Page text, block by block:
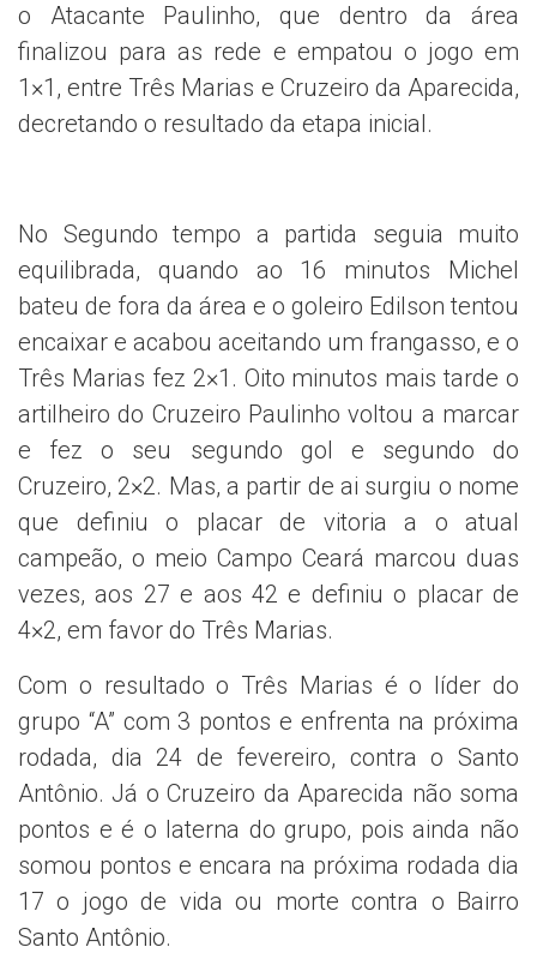
o Atacante Paulinho, que dentro da área
finalizou para as rede e empatou o jogo em
1×1, entre Três Marias e Cruzeiro da Aparecida,
decretando o resultado da etapa inicial.
No Segundo tempo a partida seguia muito
equilibrada, quando ao 16 minutos Michel
bateu de fora da área e o goleiro Edilson tentou
encaixar e acabou aceitando um frangasso, e o
Três Marias fez 2×1. Oito minutos mais tarde o
artilheiro do Cruzeiro Paulinho voltou a marcar
e fez o seu segundo gol e segundo do
Cruzeiro, 2×2. Mas, a partir de ai surgiu o nome
que definiu o placar de vitoria a o atual
campeão, o meio Campo Ceará marcou duas
vezes, aos 27 e aos 42 e definiu o placar de
4×2, em favor do Três Marias.
Com o resultado o Três Marias é o líder do
grupo “A” com 3 pontos e enfrenta na próxima
rodada, dia 24 de fevereiro, contra o Santo
Antônio. Já o Cruzeiro da Aparecida não soma
pontos e é o laterna do grupo, pois ainda não
somou pontos e encara na próxima rodada dia
17 o jogo de vida ou morte contra o Bairro
Santo Antônio.